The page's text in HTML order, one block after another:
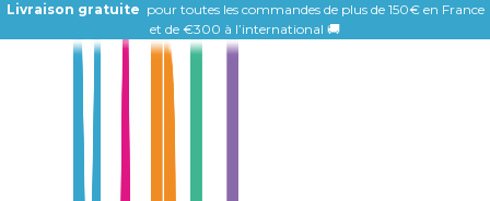
Livraison gratuite pour toutes les commandes de plus de 150€ en France
et de €300 à l’international 🚚